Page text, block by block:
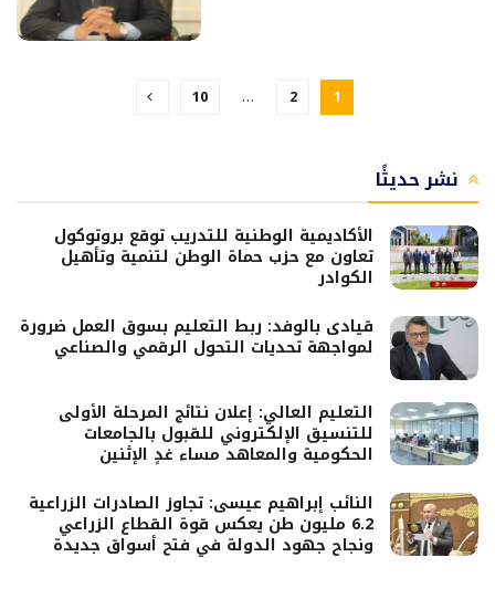
1
2
…
10
نشر حديثًا
الأكاديمية الوطنية للتدريب توقع بروتوكول
تعاون مع حزب حماة الوطن لتنمية وتأهيل
الكوادر
قيادى بالوفد: ربط التعليم بسوق العمل ضرورة
لمواجهة تحديات التحول الرقمي والصناعي
التعليم العالي: إعلان نتائج المرحلة الأولى
للتنسيق الإلكتروني للقبول بالجامعات
الحكومية والمعاهد مساء غدٍ الإثنين
النائب إبراهيم عيسى: تجاوز الصادرات الزراعية
6.2 مليون طن يعكس قوة القطاع الزراعي
ونجاح جهود الدولة في فتح أسواق جديدة